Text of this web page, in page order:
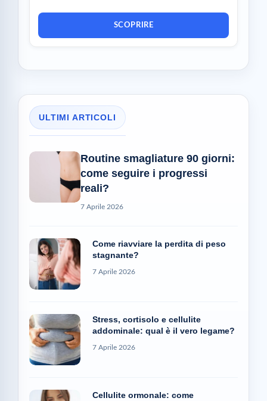
SCOPRIRE
ULTIMI ARTICOLI
Routine smagliature 90 giorni:
come seguire i progressi
reali?
7 Aprile 2026
Come riavviare la perdita di peso
stagnante?
7 Aprile 2026
Stress, cortisolo e cellulite
addominale: qual è il vero legame?
7 Aprile 2026
Cellulite ormonale: come